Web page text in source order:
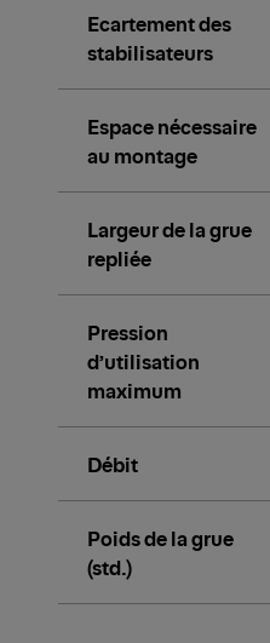
Ecartement des
stabilisateurs
Espace nécessaire
au montage
Largeur de la grue
repliée
Pression
d’utilisation
maximum
Débit
Poids de la grue
(std.)